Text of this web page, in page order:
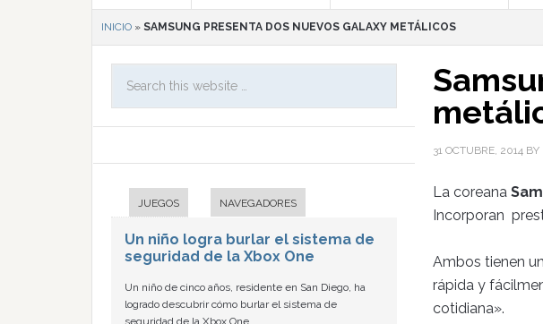
INICIO » SAMSUNG PRESENTA DOS NUEVOS GALAXY METÁLICOS
31 OCTUBRE, 2014 BY
La coreana
Incorporan
Ambos tienen
rápida y
cotidiana».
JUEGOS NAVEGADORES
Un niño logra burlar el sistema de
seguridad de la Xbox One
Un niño de cinco años, residente en San Diego, ha
logrado descubrir cómo burlar el sistema de
seguridad de la Xbox One.